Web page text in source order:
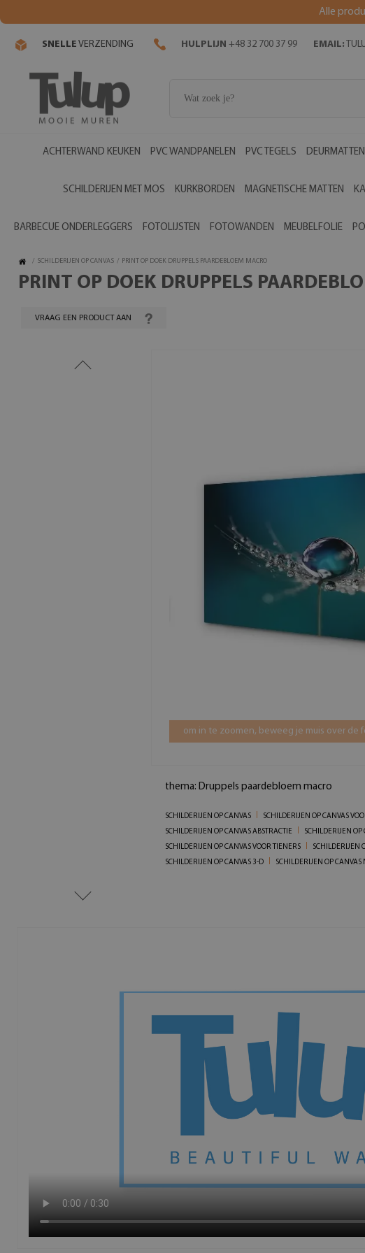
Alle
SNELLE VERZENDING HULPLIJN +48 32 700 37 99 EMAIL:
ACHTERWAND KEUKEN PVC WANDPANELEN PVC TEGELS DEURMATTEN
SCHILDERIJEN MET MOS KURKBORDEN MAGNETISCHE MATTEN
BARBECUE ONDERLEGGERS FOTOLIJSTEN FOTOWANDEN MEUBELFOLIE
/ SCHILDERIJEN OP CANVAS / PRINT OP DOEK DRUPPELS PAARDEBLOEM MACRO
PRINT OP DOEK DRUPPELS
VRAAG EEN PRODUCT AAN
om in te zoomen, beweeg je muis over de
thema: Druppels paardebloem macro
SCHILDERIJEN OP CANVAS
SCHILDERIJEN OP CANVAS
SCHILDERIJEN OP CANVAS ABSTRACTIE
SCHILDERIJEN OP
SCHILDERIJEN OP CANVAS VOOR TIENERS
SCHILDERIJEN
SCHILDERIJEN OP CANVAS 3-D
SCHILDERIJEN OP CANVAS